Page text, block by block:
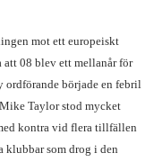
mot ett europeiskt
att 08 blev ett mellanår för
ordförande började en febril
Taylor stod mycket
kontra vid flera tillfällen
klubbar som drog i den